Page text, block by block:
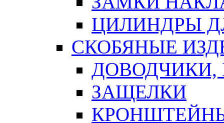
ЦИЛИНДРЫ
СКОБЯНЫЕ
ЗАЩЕЛКИ